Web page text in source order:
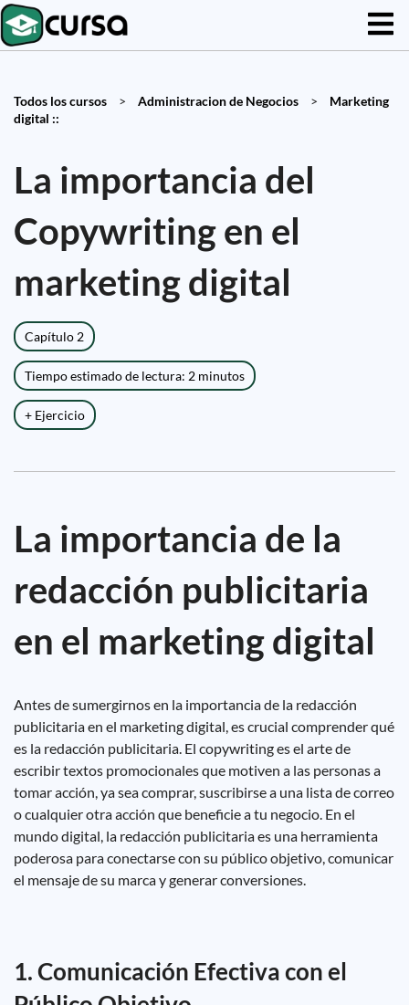
Todos los cursos > Administracion de Negocios >
Marketing
digital ::
La importancia del
Copywriting en el
marketing digital
Capítulo 2
Tiempo estimado de lectura: 2 minutos
+ Ejercicio
La importancia de la
redacción publicitaria
en el marketing digital
Antes de sumergirnos en la importancia de la redacción
publicitaria en el marketing digital, es crucial comprender qué
es la redacción publicitaria. El copywriting es el arte de
escribir textos promocionales que motiven a las personas a
tomar acción, ya sea comprar, suscribirse a una lista de correo
o cualquier otra acción que beneficie a tu negocio. En el
mundo digital, la redacción publicitaria es una herramienta
poderosa para conectarse con su público objetivo, comunicar
el mensaje de su marca y generar conversiones.
1. Comunicación Efectiva con el